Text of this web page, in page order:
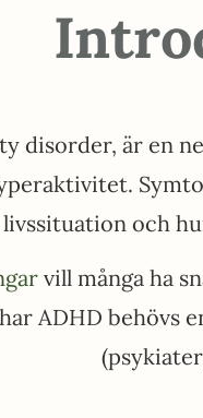
disorder, är en
livssituation och
vill många ha
ADHD